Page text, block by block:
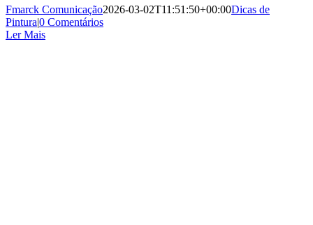
Fmarck Comunicação2026-03-02T11:51:50+00:00Dicas de
Pintura|0 Comentários
Ler Mais